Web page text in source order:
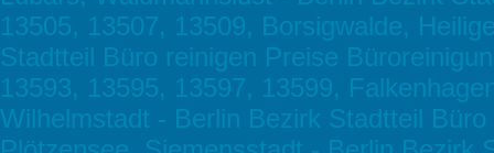
13505, 13507, 13509, Borsigwalde,
Stadtteil Büro reinigen Preise
13593, 13595, 13597, 13599,
Wilhelmstadt - Berlin Bezirk Stadtteil